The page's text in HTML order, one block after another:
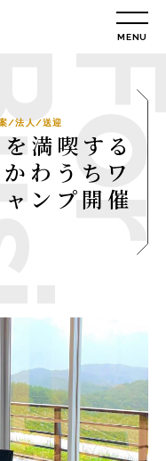
MENU
案/法人/送迎
満喫する
わうちワ
ンプ開催